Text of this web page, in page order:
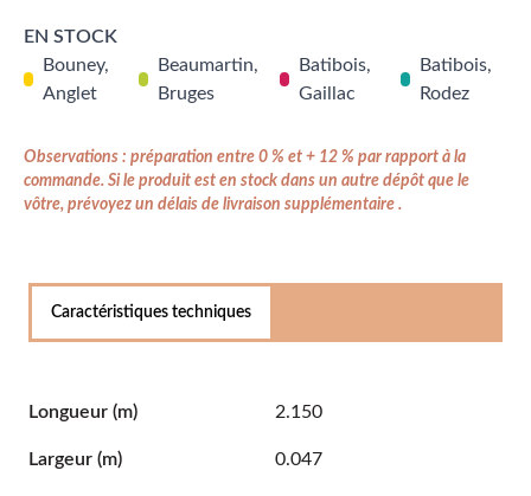
EN STOCK
Bouney,
Anglet
Beaumartin,
Bruges
Batibois,
Gaillac
Batibois,
Rodez
Observations : préparation entre 0 % et + 12 % par rapport à la
commande. Si le produit est en stock dans un autre dépôt que le
vôtre, prévoyez un délais de livraison supplémentaire .
Caractéristiques techniques
Longueur (m) 2.150
Largeur (m) 0.047